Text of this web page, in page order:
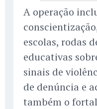
A operação
escolas, rodas
educativas
sinais de
de denúncia e
também o